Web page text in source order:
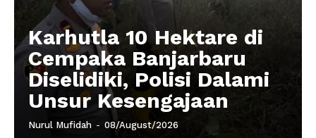
Karhutla 10 Hektare di
Cempaka Banjarbaru
Diselidiki, Polisi Dalami
Unsur Kesengajaan
Nurul Mufidah - 08/August/2026